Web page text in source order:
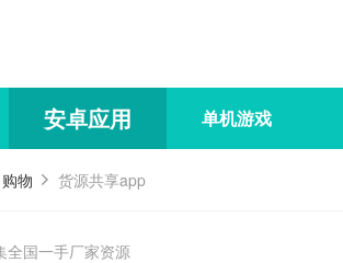
安卓应用 单机游戏
购物 货源共享app
全国一手厂家资源